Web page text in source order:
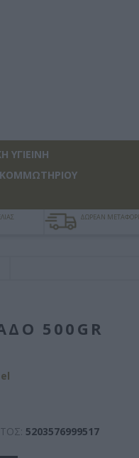
ΥΓΙΕΙΝΗ
ΚΟΜΜΩΤΗΡΙΟΥ
ΔΩΡΕΑΝ
500GR
5203576999517